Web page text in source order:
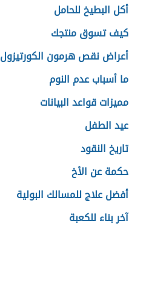
أكل البطيخ للحامل
كيف تسوق منتجك
أعراض نقص هرمون الكورتيزول
ما أسباب عدم النوم
مميزات قواعد البيانات
عيد الطفل
تاريخ النقود
حكمة عن الأخ
أفضل علاج للمسالك البولية
آخر بناء للكعبة